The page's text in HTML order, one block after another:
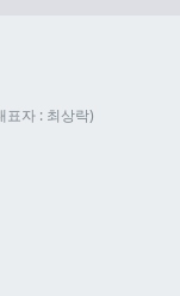
자 : 최상락)